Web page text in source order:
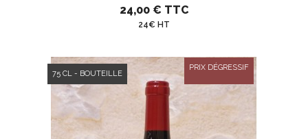
24,00 € TTC
24€ HT
75 CL - BOUTEILLE
PRIX DÉGRESSIF